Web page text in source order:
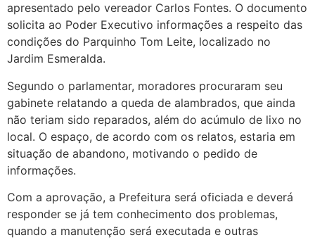
apresentado pelo vereador Carlos Fontes. O documento
solicita ao Poder Executivo informações a respeito das
condições do Parquinho Tom Leite, localizado no
Jardim Esmeralda.
Segundo o parlamentar, moradores procuraram seu
gabinete relatando a queda de alambrados, que ainda
não teriam sido reparados, além do acúmulo de lixo no
local. O espaço, de acordo com os relatos, estaria em
situação de abandono, motivando o pedido de
informações.
Com a aprovação, a Prefeitura será oficiada e deverá
responder se já tem conhecimento dos problemas,
quando a manutenção será executada e outras